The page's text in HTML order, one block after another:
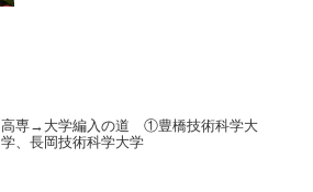
高専→大学編入の道 ①豊橋技術科学大
学、長岡技術科学大学